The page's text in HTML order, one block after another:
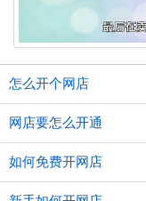
怎么开个网店
网店要怎么开通
如何免费开网店